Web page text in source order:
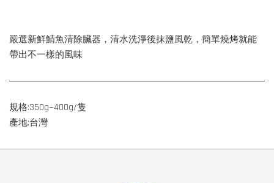
嚴選新鮮鯖魚清除臟器，清水洗淨後抹鹽風乾，簡單燒烤就能
帶出不一樣的風味
規格:350g~400g/隻
產地:台灣